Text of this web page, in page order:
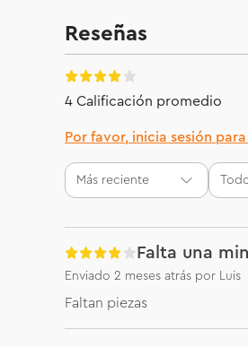
Reseñas
4 Calificación promedio
Por favor, inicia sesión
Más reciente
Falta una
Enviado 2 meses atrás por Luis
Faltan piezas